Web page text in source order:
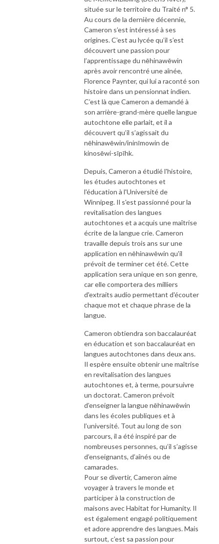
située sur le territoire du Traité n° 5.
Au cours de la dernière décennie,
Cameron s’est intéressé à ses
origines. C’est au lycée qu’il s’est
découvert une passion pour
l’apprentissage du nēhinawēwin
après avoir rencontré une aînée,
Florence Paynter, qui lui a raconté son
histoire dans un pensionnat indien.
C’est là que Cameron a demandé à
son arrière-grand-mère quelle langue
autochtone elle parlait, et il a
découvert qu’il s’agissait du
nēhinawēwin/ininīmowin de
kinosēwi-sīpīhk.
Depuis, Cameron a étudié l'histoire,
les études autochtones et
l'éducation à l'Université de
Winnipeg. Il s'est passionné pour la
revitalisation des langues
autochtones et a acquis une maîtrise
écrite de la langue crie. Cameron
travaille depuis trois ans sur une
application en nēhinawēwin qu'il
prévoit de terminer cet été. Cette
application sera unique en son genre,
car elle comportera des milliers
d'extraits audio permettant d'écouter
chaque mot et chaque phrase de la
langue.
Cameron obtiendra son baccalauréat
en éducation et son baccalauréat en
langues autochtones dans deux ans.
Il espère ensuite obtenir une maîtrise
en revitalisation des langues
autochtones et, à terme, poursuivre
un doctorat. Cameron prévoit
d’enseigner la langue nēhinawēwin
dans les écoles publiques et à
l’université. Tout au long de son
parcours, il a été inspiré par de
nombreuses personnes, qu’il s’agisse
d’enseignants, d’aînés ou de
camarades.
Pour se divertir, Cameron aime
voyager à travers le monde et
participer à la construction de
maisons avec Habitat for Humanity. Il
est également engagé politiquement
et adore apprendre des langues. Mais
surtout, c’est sa passion pour